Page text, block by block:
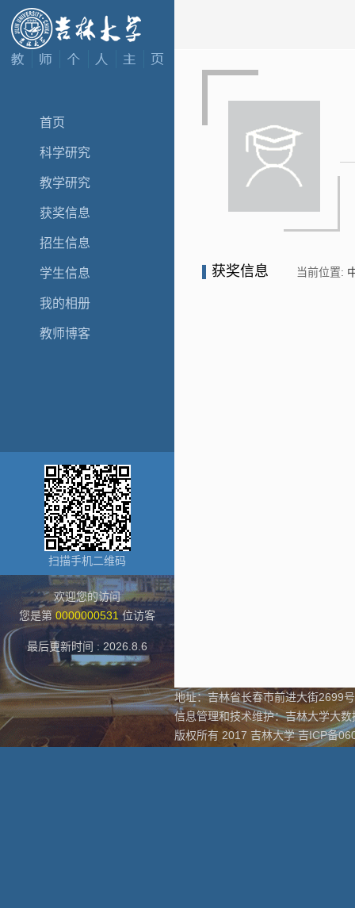
首页
科学研究
教学研究
获奖信息
招生信息
学生信息
我的相册
教师博客
扫描手机二维码
欢迎您的访问
您是第0000000531位访客
最后更新时间 : 2026 8 6
获奖信息 当前位置:
地址：吉林省长春市前进大街2699号
信息管理和技术维护：吉林大学大
版权所有 2017 吉林大学 吉ICP备